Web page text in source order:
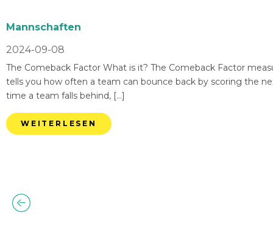
Mannschaften
2024-09-08
The Comeback Factor What is it? The Comeback Factor
tells you how often a team can bounce back by scoring the
time a team falls behind, […]
WEITERLESEN